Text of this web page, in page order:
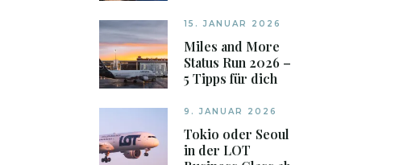
15. JANUAR 2026
Miles and More
Status Run 2026 –
5 Tipps für dich
9. JANUAR 2026
Tokio oder Seoul
in der LOT